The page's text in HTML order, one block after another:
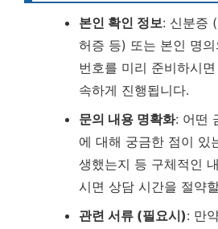
본인 확인 정보: 신분증
허증 등) 또는 본인 명
번호를 미리 준비하시
속하게 진행됩니다.
문의 내용 명확화: 어떤
에 대해 궁금한 점이 있
생했는지 등 구체적인
시면 상담 시간을 절약
관련 서류 (필요시): 만